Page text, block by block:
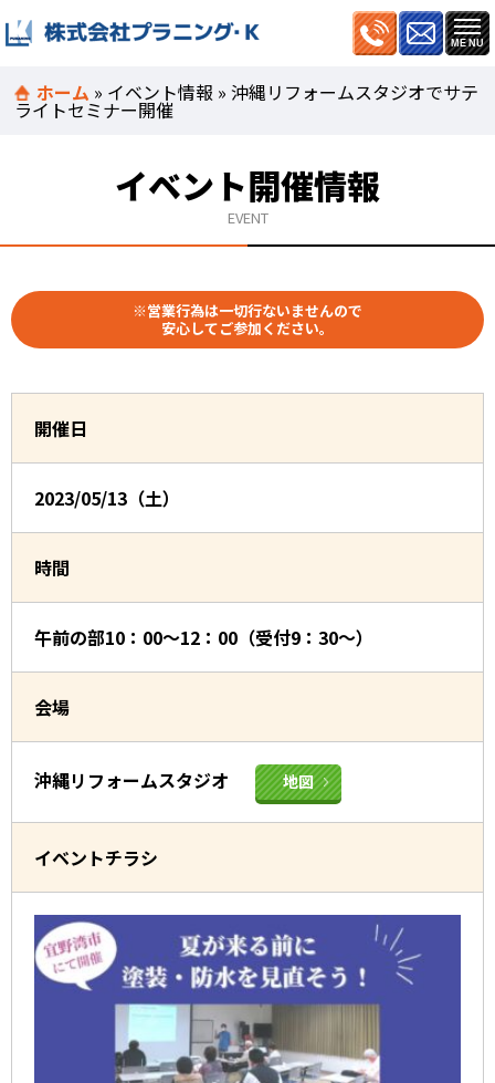
ホーム » イベント情報 »沖縄リフォームスタジオでサテ
ライトセミナー開催
イベント開催情報
EVENT
※営業行為は一切行ないませんので
安心してご参加ください。
開催日
2023/05/13（土）
時間
午前の部10：00～12：00（受付9：30～）
会場
沖縄リフォームスタジオ 地図
イベントチラシ